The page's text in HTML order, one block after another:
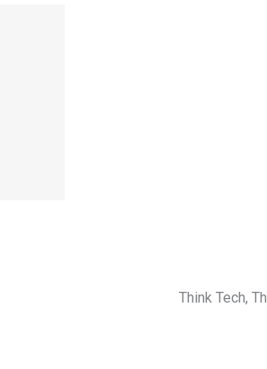
Think Tech,